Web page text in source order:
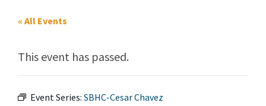
« All Events
This event has passed.
Event Series: SBHC-Cesar Chavez